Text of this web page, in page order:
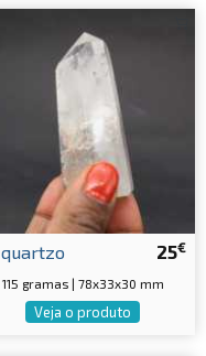
25€
quartzo
115 gramas | 78x33x30 mm
Veja o produto